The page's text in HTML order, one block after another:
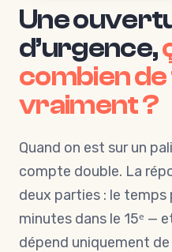
Une
d’urgence,
combien
vraiment ?
Quand on est sur un
compte double. La
deux parties : le
minutes dans le 15ᵉ —
dépend uniquement